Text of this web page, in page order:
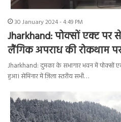
30 January 2024 - 4:49 PM
Jharkhand: पोक्सों एक्ट
लैंगिक अपराध की रोकथाम
Jharkhand: दुमका के सभागार भवन में पोक्सों
हुआ। सेमिनार में ज़िला स्तरीय सभी…